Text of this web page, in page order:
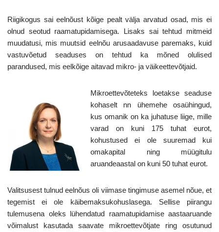
Riigikogus sai eelnõust kõige pealt välja arvatud osad, mis ei
olnud seotud raamatupidamisega. Lisaks sai tehtud mitmeid
muudatusi, mis muutsid eelnõu arusaadavuse paremaks, kuid
vastuvõetud seaduses on tehtud ka mõned olulised
parandused, mis eelkõige aitavad mikro- ja väikeettevõtjaid.
Mikroettevõteteks loetakse seaduse
kohaselt nn ühemehe osaühingud,
kus omanik on ka juhatuse liige, mille
varad on kuni 175 tuhat eurot,
kohustused ei ole suuremad kui
omakapital ning müügitulu
aruandeaastal on kuni 50 tuhat eurot.
Valitsusest tulnud eelnõus oli viimase tingimuse asemel nõue, et
tegemist ei ole käibemaksukohuslasega. Sellise piirangu
tulemusena oleks lühendatud raamatupidamise aastaaruande
võimalust kasutada saavate mikroettevõtjate ring osutunud